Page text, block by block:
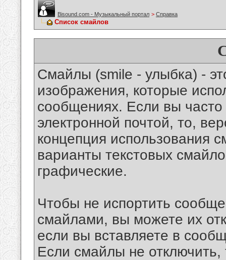
Bisound.com - Музыкальный портал > Справка
Список смайлов
Смайлы (smile - улыбка) -
изображения, которые
сообщениях. Если вы часто
электронной почтой, то,
концепция использования
варианты текстовых
графические.
Чтобы не испортить
смайлами, вы можете их
если вы вставляете в
Если смайлы не отключить,